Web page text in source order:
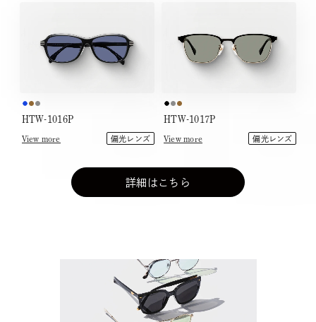
HTW-1016P
View more 偏光レンズ
HTW-1017P
View more 偏光レンズ
詳細はこちら